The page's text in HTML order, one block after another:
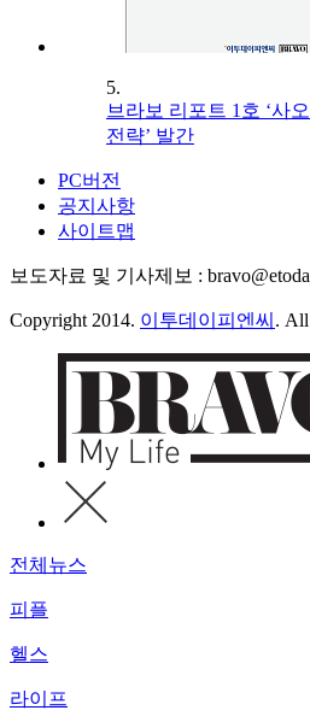
5.
브라보 리포트 1호 ‘사
전략’ 발간
PC버전
공지사항
사이트맵
보도자료 및 기사제보 :
Copyright 2014. 이투데이피엔씨 . All
전체뉴스
피플
헬스
라이프